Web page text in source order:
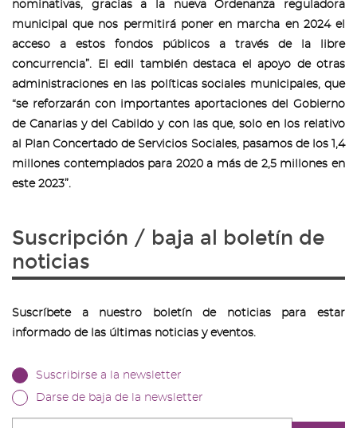
nominativas, gracias a la nueva Ordenanza reguladora
municipal que nos permitirá poner en marcha en 2024 el
acceso a estos fondos públicos a través de la libre
concurrencia”. El edil también destaca el apoyo de otras
administraciones en las políticas sociales municipales, que
“se reforzarán con importantes aportaciones del Gobierno
de Canarias y del Cabildo y con las que, solo en los relativo
al Plan Concertado de Servicios Sociales, pasamos de los 1,4
millones contemplados para 2020 a más de 2,5 millones en
este 2023”.
Suscripción / baja al boletín de
noticias
Suscríbete a nuestro boletín de noticias para estar
informado de las últimas noticias y eventos.
Suscribirse a la newsletter
Darse de baja de la newsletter